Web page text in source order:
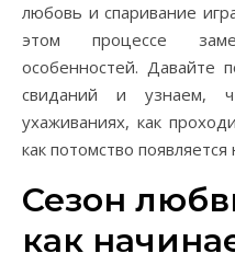
любовь и спаривание
этом процессе
особенностей. Давайте
свиданий и узнаем,
ухаживаниях, как
как потомство появляется
Сезон
как